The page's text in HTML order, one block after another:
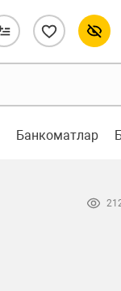
Банкоматлар